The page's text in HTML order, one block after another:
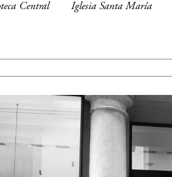
Central Iglesia Santa María